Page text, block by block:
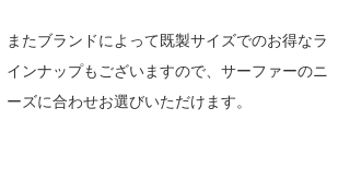
またブランドによって既製サイズでのお得なラ
インナップもございますので、サーファーのニ
ーズに合わせお選びいただけます。
喜納海人
KID
KOBU